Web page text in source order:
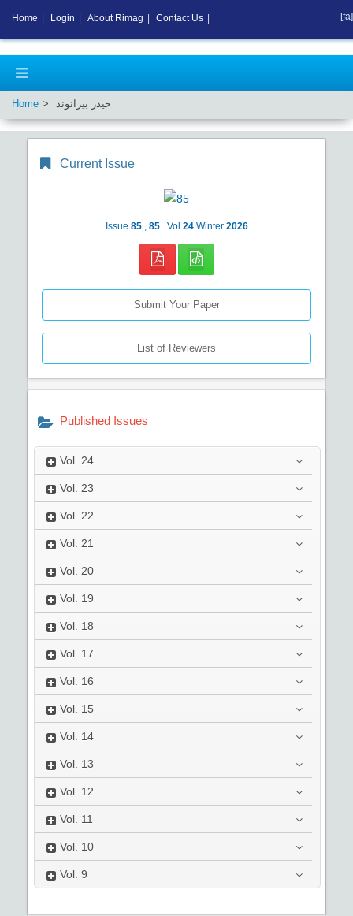
Home حیدر بیرانوند
Current Issue
Issue 85 85 Vol 24 Winter 2026
Submit Your Paper
List of Reviewers
Published Issues
Vol. 24
Vol. 23
Vol. 22
Vol. 21
Vol. 20
Vol. 19
Vol. 18
Vol. 17
Vol. 16
Vol. 15
Vol. 14
Vol. 13
Vol. 12
Vol. 11
Vol. 10
Vol. 9
Home Login About Rimag Contact Us [fa]